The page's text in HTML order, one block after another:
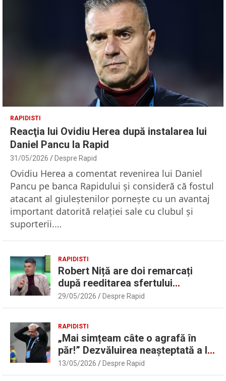
RAPIDISTI
Reacţia lui Ovidiu Herea după instalarea lui
Daniel Pancu la Rapid
31/05/2026 Despre Rapid
Ovidiu Herea a comentat revenirea lui Daniel
Pancu pe banca Rapidului şi consideră că fostul
atacant al giuleştenilor porneşte cu un avantaj
important datorită relaţiei sale cu clubul şi
suporterii.…
RAPIDISTI
Robert Niță are doi remarcați
după reeditarea sfertului
UEFAntastic: „Lideri în teren” |
Sport.ro
29/05/2026 Despre Rapid
RAPIDISTI
„Mai simțeam câte o agrafă în
păr!” Dezvăluirea neașteptată a lui
Marius Șumudică despre Daniel
Pancu
13/05/2026 Despre Rapid